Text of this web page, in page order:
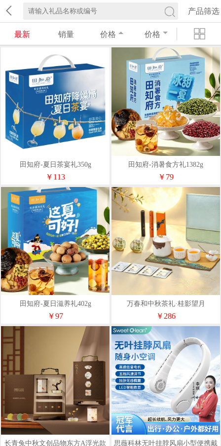
产品筛选
最新 销量 价格 价格
田知府-夏日茶宴礼350g
￥113
田知府-消暑食方礼1382g
￥79
田知府-夏日滋养礼402g
￥97
万春和中秋茶礼·桂影望月
￥286
长青兔中秋文创品物东方A浮光款
思薇科林无叶挂脖风扇小型便携戴